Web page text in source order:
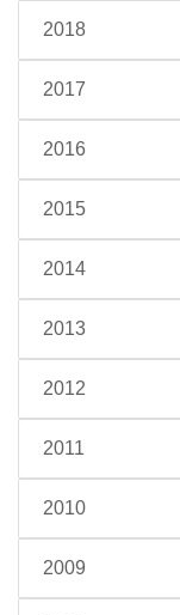
2018
2017
2016
2015
2014
2013
2012
2011
2010
2009